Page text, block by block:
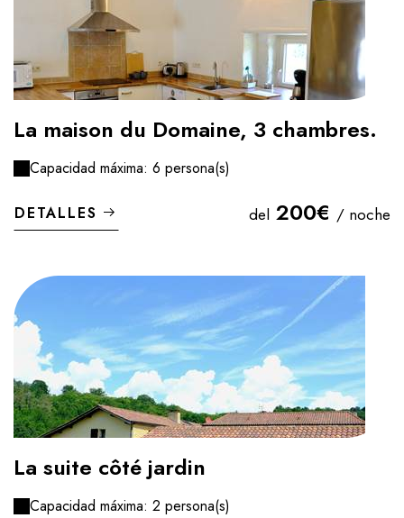
La maison du Domaine, 3 chambres.
Capacidad máxima: 6 persona(s)
DETALLES del 200€ / noche
La suite côté jardin
Capacidad máxima: 2 persona(s)